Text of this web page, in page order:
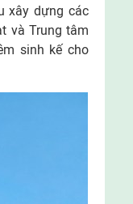
xây dựng các
và Trung tâm
sinh kế cho